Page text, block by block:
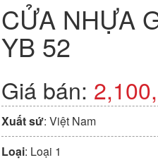
CỬA NHỰA
YB 52
Giá bán:
Xuất sứ: Việt Nam
Loại: Loại 1